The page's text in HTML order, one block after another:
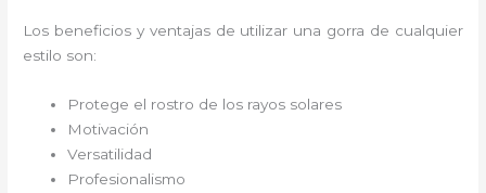
Los beneficios y ventajas de utilizar una gorra de cualquier
estilo son:
Protege el rostro de los rayos solares
Motivación
Versatilidad
Profesionalismo